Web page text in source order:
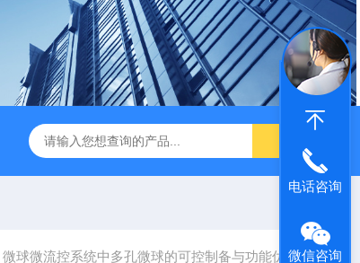
HPH-L2实验型微量超高压均质机
微球微流控系统中多孔微球的可控制备与功能优化
电话咨询
微信咨询